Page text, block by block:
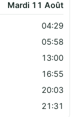
Mardi 11 Août
04:29
05:58
13:00
16:55
20:03
21:31